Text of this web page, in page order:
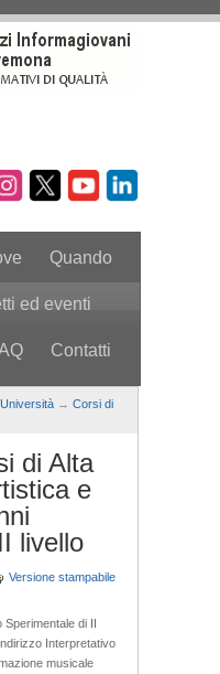
Quando
ed eventi
Contatti
Università → Corsi di
di Alta
e
livello
Versione stampabile
Sperimentale di II
Interpretativo
musicale